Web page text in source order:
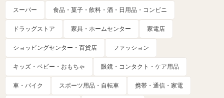
スーパー 食品・菓子・飲料・酒・日用品・コンビニ
ドラッグストア 家具・ホームセンター 家電店
ショッピングセンター・百貨店 ファッション
キッズ・ベビー・おもちゃ 眼鏡・コンタクト・ケア用品
車・バイク スポーツ用品・自転車 携帯・通信・家電